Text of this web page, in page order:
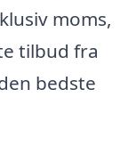
moms,
tilbud fra
bedste